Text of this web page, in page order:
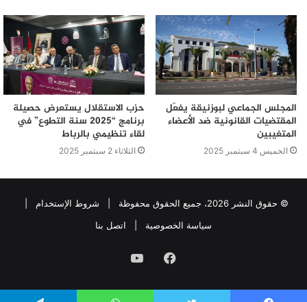
المجلس الجماعي لبوزنيقة يفعّل
المقتضيات القانونية ضد الأعضاء
المتغيبين
الخميس 4 سبتمبر 2025
حزب الاستقلال يستعرض حصيلة
برنامج “2025 سنة التطوع” في
لقاء تنظيمي بالرباط
الثلاثاء 2 سبتمبر 2025
© حقوق النشر 2026، جميع الحقوق محفوظة | شروط الإستخدام
سياسة الخصوصية
اتصل بنا
فيسبوكيوتيوب